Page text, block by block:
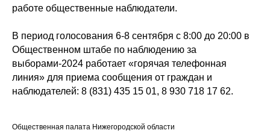
работе общественные наблюдатели.
В период голосования 6-8 сентября с 8:00 до 20:00 в
Общественном штабе по наблюдению за
выборами-2024 работает «горячая телефонная
линия» для приема сообщения от граждан и
наблюдателей: 8 (831) 435 15 01, 8 930 718 17 62.
Общественная палата Нижегородской области